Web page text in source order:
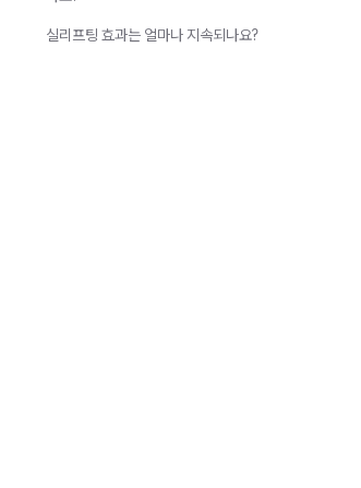
실리프팅 효과는 얼마나 지속되나요?